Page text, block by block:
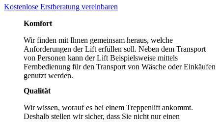
Hublifte heben Sie senkrecht in die Höhe und
Ihr Boden wird nicht durch den Einbau
beeinträchtigt
Zu den Hubliften
Kostenlose Erstberatung vereinbaren
Komfort
Wir finden mit Ihnen gemeinsam heraus, welche
Anforderungen der Lift erfüllen soll. Neben dem Transport
von Personen kann der Lift Beispielsweise mittels
Fernbedienung für den Transport von Wäsche oder Einkäufen
genutzt werden.
Qualität
Wir wissen, worauf es bei einem Treppenlift ankommt.
Deshalb stellen wir sicher, dass Sie nicht nur einen